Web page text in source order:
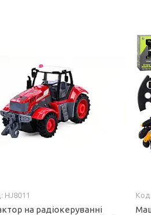
HJ8011
на радіокеруванні